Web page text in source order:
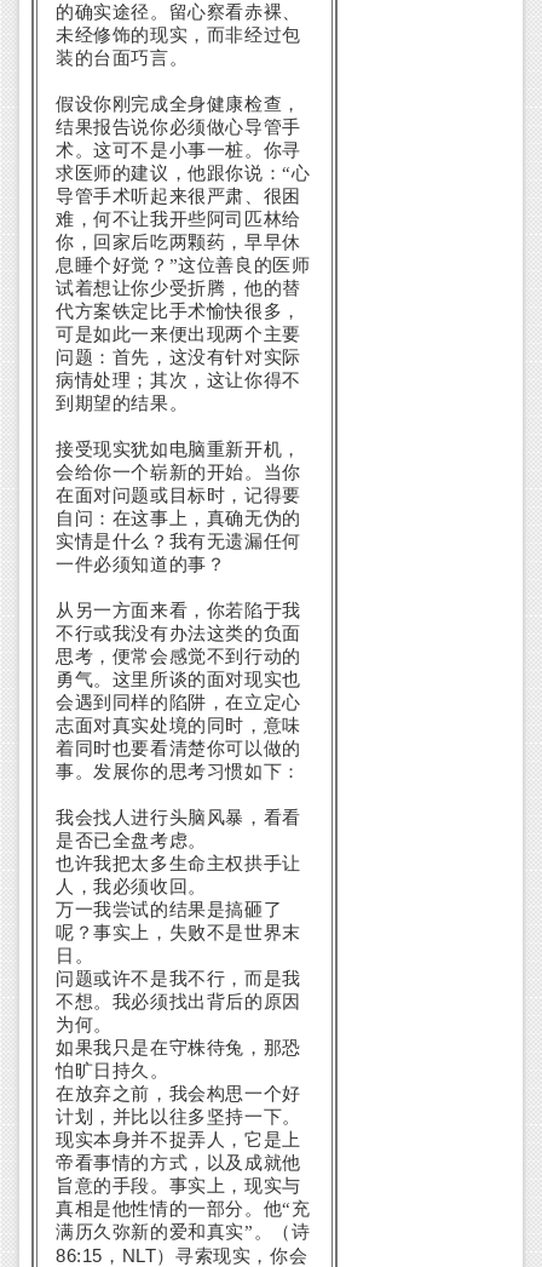
的确实途径。留心察看赤裸、
未经修饰的现实，而非经过包
装的台面巧言。
假设你刚完成全身健康检查，
结果报告说你必须做心导管手
术。这可不是小事一桩。你寻
求医师的建议，他跟你说：“心
导管手术听起来很严肃、很困
难，何不让我开些阿司匹林给
你，回家后吃两颗药，早早休
息睡个好觉？”这位善良的医师
试着想让你少受折腾，他的替
代方案铁定比手术愉快很多，
可是如此一来便出现两个主要
问题：首先，这没有针对实际
病情处理；其次，这让你得不
到期望的结果。
接受现实犹如电脑重新开机，
会给你一个崭新的开始。当你
在面对问题或目标时，记得要
自问：在这事上，真确无伪的
实情是什么？我有无遗漏任何
一件必须知道的事？
从另一方面来看，你若陷于我
不行或我没有办法这类的负面
思考，便常会感觉不到行动的
勇气。这里所谈的面对现实也
会遇到同样的陷阱，在立定心
志面对真实处境的同时，意味
着同时也要看清楚你可以做的
事。发展你的思考习惯如下：
我会找人进行头脑风暴，看看
是否已全盘考虑。
也许我把太多生命主权拱手让
人，我必须收回。
万一我尝试的结果是搞砸了
呢？事实上，失败不是世界末
日。
问题或许不是我不行，而是我
不想。我必须找出背后的原因
为何。
如果我只是在守株待兔，那恐
怕旷日持久。
在放弃之前，我会构思一个好
计划，并比以往多坚持一下。
现实本身并不捉弄人，它是上
帝看事情的方式，以及成就他
旨意的手段。事实上，现实与
真相是他性情的一部分。他“充
满历久弥新的爱和真实”。（诗
86:15 ， NLT）寻索现实，你会